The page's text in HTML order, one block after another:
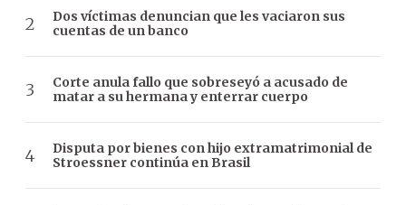
Dos víctimas denuncian que les vaciaron sus
cuentas de un banco
Corte anula fallo que sobreseyó a acusado de
matar a su hermana y enterrar cuerpo
Disputa por bienes con hijo extramatrimonial de
Stroessner continúa en Brasil